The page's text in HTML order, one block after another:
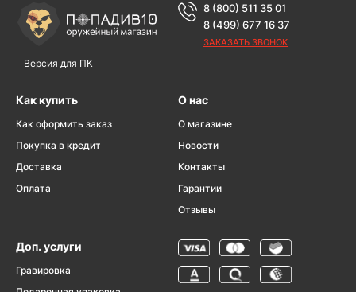
Версия для ПК
8 (800) 511 35 01
8 (499) 677 16 37
ЗАКАЗАТЬ ЗВОНОК
Как купить
Как оформить заказ
Покупка в кредит
Доставка
Оплата
О нас
О магазине
Новости
Контакты
Гарантии
Отзывы
Доп. услуги
Гравировка